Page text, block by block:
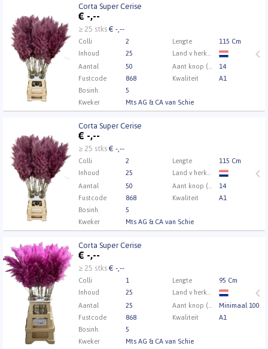
Corta Super Cerise
€ -,--
≥ 25 stks€ -,--
Colli 2 Lengte
115 Cm
Inhoud
25
Aantal
50 Aant knop (min.)
14
Fustcode
868 Kwaliteit
A1
Bosinh.
5
Kweker
Mts AG & CA van Schie
Corta Super Cerise
U moet ingelogd zijn om te kunnen kopen.
om in te loggen.
Corta Super Cerise
€ -,--
≥ 25 stks€ -,--
Colli 2 Lengte
115 Cm
Inhoud
25
Aantal
50 Aant knop (min.)
14
Fustcode
868 Kwaliteit
A1
Bosinh.
5
Kweker
Mts AG & CA van Schie
Corta Super Cerise
U moet ingelogd zijn om te kunnen kopen.
om in te loggen.
Corta Super Cerise
€ -,--
≥ 25 stks€ -,--
Colli 1 Lengte
95 Cm
Inhoud
25
Aantal
25 Aant knop (min.)
Minimaal 100
Fustcode
868 Kwaliteit
A1
Bosinh.
5
Kweker
Mts AG & CA van Schie
Corta Super Cerise
U moet ingelogd zijn om te kunnen kopen.
om in te loggen.